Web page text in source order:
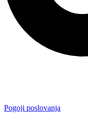
Pogoji poslovanja